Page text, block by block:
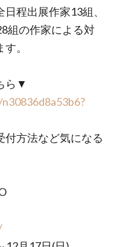
程出展作家13組、
組の作家による対
。
ら▼
付方法など気になる